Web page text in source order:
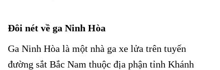
Đôi nét về ga Ninh Hòa
Ga Ninh Hòa là một nhà ga xe lửa trên tuyến
đường sắt Bắc Nam thuộc địa phận tỉnh Khánh